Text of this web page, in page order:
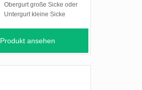
Obergurt große Sicke oder
Untergurt kleine Sicke
Produkt ansehen